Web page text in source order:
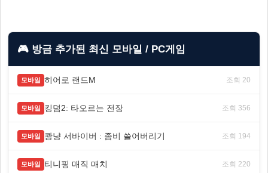
🎮 방금 추가된 최신 모바일 / PC게임
모바일 히어로 랜드M 조회 20
모바일 킹덤2: 타오르는 전장 조회 356
모바일 쾅냥 서바이버 : 좀비 쓸어버리기 조회 194
모바일 티니핑 매직 매치 조회 220